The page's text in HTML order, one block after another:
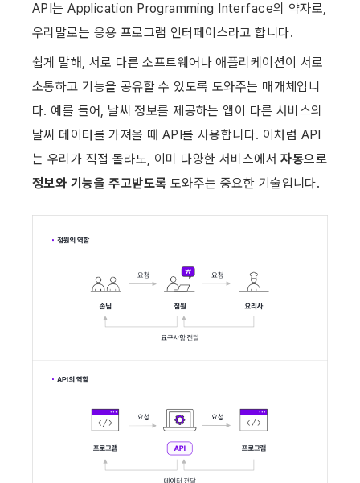
API는 Application Programming Interface의 약자로,
우리말로는 응용 프로그램 인터페이스라고 합니다.
쉽게 말해, 서로 다른 소프트웨어나 애플리케이션이 서로
소통하고 기능을 공유할 수 있도록 도와주는 매개체입니
다. 예를 들어, 날씨 정보를 제공하는 앱이 다른 서비스의
날씨 데이터를 가져올 때 API를 사용합니다. 이처럼 API
는 우리가 직접 몰라도, 이미 다양한 서비스에서 자동으로
정보와 기능을 주고받도록 도와주는 중요한 기술입니다.